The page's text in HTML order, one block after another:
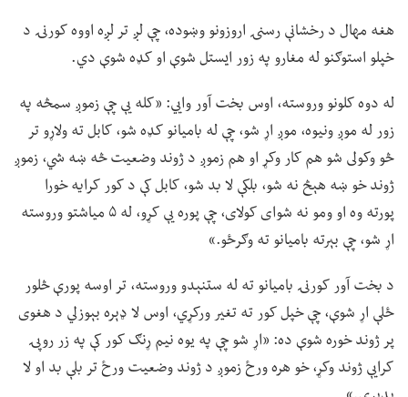
هغه مهال د رخشانې رسنۍ اروزونو وښوده، چې لږ تر لږه اووه کورنۍ د
خپلو استوګنو له مغارو په زور ایستل شوې او کډه شوې دي.
له دوه کلونو وروسته، اوس بخت آور وايي: «کله یې چې زموږ سمڅه په
زور له موږ ونیوه، موږ اړ شو، چې له بامیانو کډه شو، کابل ته ولاړو تر
څو وکولی شو هم کار وکړ او هم زموږ د ژوند وضعیت څه ښه شي، زموږ
ژوند خو ښه هېڅ نه شو، بلکې لا بد شو، کابل کې د کور کرایه خورا
پورته وه او ومو نه شوای کولای، چې پوره یې کړو، له ۵ میاشتو وروسته
اړ شو، چې بېرته بامیانو ته وګرځو.»
د بخت آور کورنۍ بامیانو ته له ستنېدو وروسته، تر اوسه پورې څلور
ځلې اړ شوې، چې خپل کور ته تغیر ورکړي، اوس لا ډېره بېوزلي د هغوی
پر ژوند خوره شوې ده: «اړ شو چې په یوه نیم ړنګ کور کې په زر روپۍ
کرایې ژوند وکړ، خو هره ورځ زموږ د ژوند وضعیت ورځ تر بلې بد او لا